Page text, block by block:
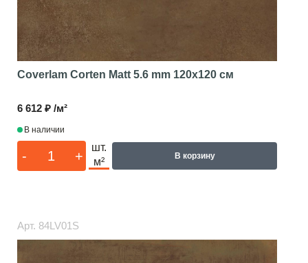
Coverlam Corten Matt 5.6 mm 120x120 см
6 612 ₽ /м²
В наличии
- +
шт.
м²
В корзину
Арт. 84LV01S